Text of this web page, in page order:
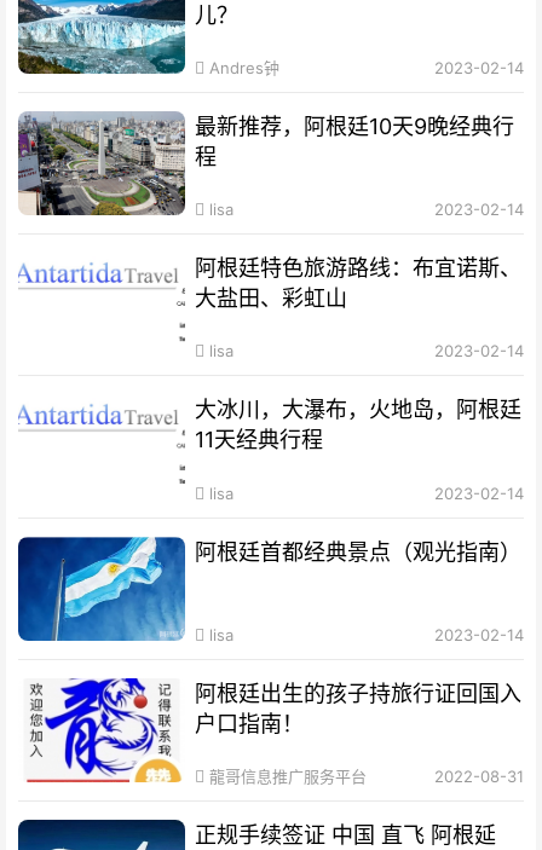
儿？
Andres钟 2023-02-14
最新推荐，阿根廷10天9晚经典行
程
lisa 2023-02-14
阿根廷特色旅游路线：布宜诺斯、
大盐田、彩虹山
lisa 2023-02-14
大冰川，大瀑布，火地岛，阿根廷
11天经典行程
lisa 2023-02-14
阿根廷首都经典景点（观光指南）
lisa 2023-02-14
阿根廷出生的孩子持旅行证回国入
户口指南！
龍哥信息推广服务平台 2022-08-31
正规手续签证 中国 直飞 阿根延